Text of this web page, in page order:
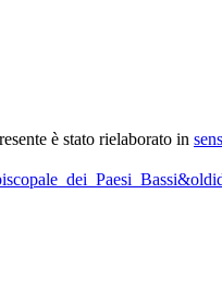
è stato rielaborato in